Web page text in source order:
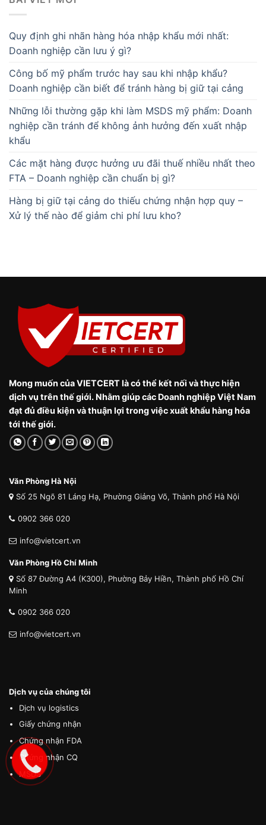
Quy định ghi nhãn hàng hóa nhập khẩu mới nhất:
Doanh nghiệp cần lưu ý gì?
Công bố mỹ phẩm trước hay sau khi nhập khẩu?
Doanh nghiệp cần biết để tránh hàng bị giữ tại cảng
Những lỗi thường gặp khi làm MSDS mỹ phẩm: Doanh
nghiệp cần tránh để không ảnh hưởng đến xuất nhập
khẩu
Các mặt hàng được hưởng ưu đãi thuế nhiều nhất theo
FTA – Doanh nghiệp cần chuẩn bị gì?
Hàng bị giữ tại cảng do thiếu chứng nhận hợp quy –
Xử lý thế nào để giảm chi phí lưu kho?
Mong muốn của VIETCERT là có thể kết nối và thực hiện
dịch vụ trên thế giới. Nhằm giúp các Doanh nghiệp Việt Nam
đạt đủ điều kiện và thuận lợi trong việc xuất khẩu hàng hóa
tới thế giới.
Văn Phòng Hà Nội
Số 25 Ngõ 81 Láng Hạ, Phường Giảng Võ, Thành phố Hà Nội
0902 366 020
info@vietcert.vn
Văn Phòng Hồ Chí Minh
Số 87 Đường A4 (K300), Phường Bảy Hiền, Thành phố Hồ Chí
Minh
0902 366 020
info@vietcert.vn
Dịch vụ của chúng tôi
Dịch vụ logistics
Giấy chứng nhận
Chứng nhận FDA
Chứng nhận CQ
MSDS